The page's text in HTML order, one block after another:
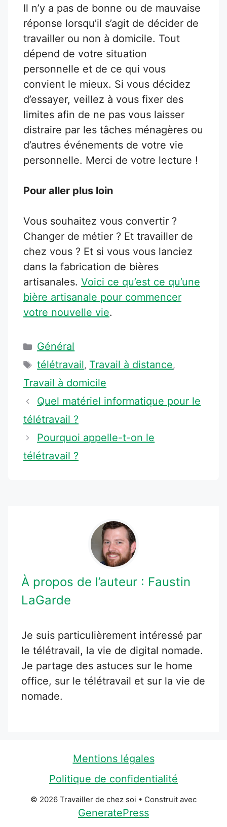
Il n’y a pas de bonne ou de mauvaise
réponse lorsqu’il s’agit de décider de
travailler ou non à domicile. Tout
dépend de votre situation
personnelle et de ce qui vous
convient le mieux. Si vous décidez
d’essayer, veillez à vous fixer des
limites afin de ne pas vous laisser
distraire par les tâches ménagères ou
d’autres événements de votre vie
personnelle. Merci de votre lecture !
Pour aller plus loin
Vous souhaitez vous convertir ?
Changer de métier ? Et travailler de
chez vous ? Et si vous vous lanciez
dans la fabrication de bières
artisanales. Voici ce qu’est ce qu’une
bière artisanale pour commencer
votre nouvelle vie.
Catégories
Général
Étiquettes
télétravail, Travail à distance,
Travail à domicile
Quel matériel informatique pour le
télétravail ?
Pourquoi appelle-t-on le
télétravail ?
À propos de l’auteur : Faustin
LaGarde
Je suis particulièrement intéressé par
le télétravail, la vie de digital nomade.
Je partage des astuces sur le home
office, sur le télétravail et sur la vie de
nomade.
Mentions légales
Politique de confidentialité
© 2026 Travailler de chez soi • Construit avec
GeneratePress